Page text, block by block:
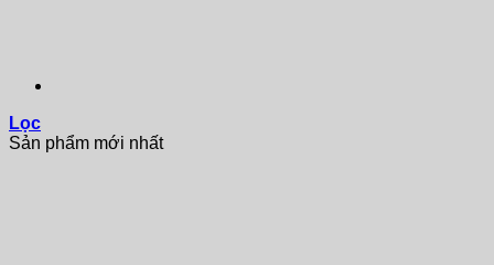
Lọc
Sản phẩm mới nhất